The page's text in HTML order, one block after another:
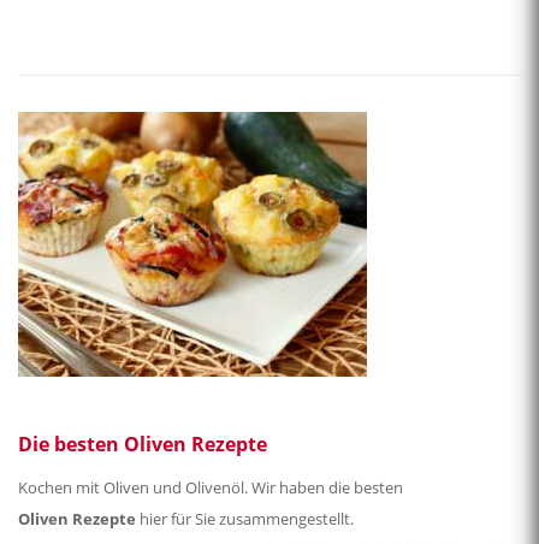
Die besten Oliven Rezepte
Kochen mit Oliven und Olivenöl. Wir haben die besten
Oliven Rezepte hier für Sie zusammengestellt.